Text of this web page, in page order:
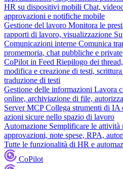
HR su dispositivi mobili Chat,
approvazioni e notifiche mobile
Gestione del lavoro Monitora le
rapporti di lavoro, visualizzazione
Comunicazioni interne Comunica
promemoria, chat pubbliche e private
CoPilot in Feed Riepilogo dei
modifica e creazione di testi,
traduzione di testi
Gestione delle informazioni Lavora
online, archiviazione di file,
Server MCP Collega strumenti di IA
azioni sicure nello spazio di lavoro
Automazione Semplificare le attività
approvazioni, note spese, RPA,
Tutte le funzionalità di HR e
CoPilot